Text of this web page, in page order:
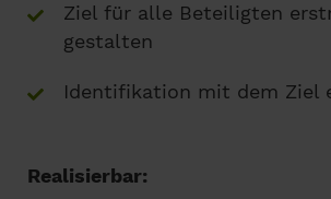
Ziel für alle Beteiligten
gestalten
Identifikation mit dem Ziel
Realisierbar: